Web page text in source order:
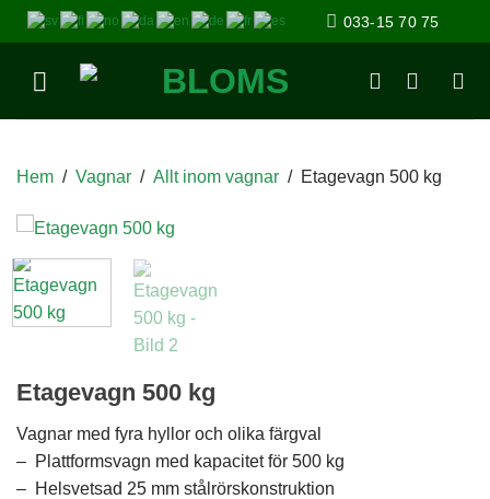
033-15 70 75
Hem / Vagnar / Allt inom vagnar / Etagevagn 500 kg
Etagevagn 500 kg
Vagnar med fyra hyllor och olika färgval
– Plattformsvagn med kapacitet för 500 kg
– Helsvetsad 25 mm stålrörskonstruktion